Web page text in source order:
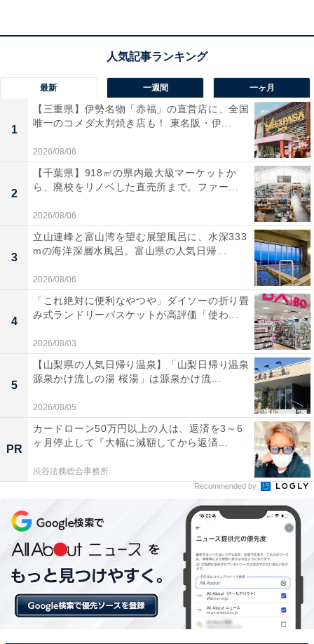
【あわせて買いたい】Ankerの人気商品5選
Anker「‎‎Security SmartTrack Link」
(iPhone用) (紛失防止トラッカー)【なくしものが、無くな
る / 紛失防止タグ / 探し物 / Appleの「探す」に対応 (iOS
端末のみ) / スマホが見つかる / 置き忘れ防止 / スマホ鳴ら
す】
Anker「‎SoloCam S340」
最新 一週間 一ヶ月
1
【三重県】伊勢名物「赤福」の直営店に、全国
唯一のコメダ大判焼き店も！ 東名阪・伊...
2026/08/06
2
【千葉県】918㎡の県内最大級マーケットか
ら、廃校をリノベした直売所まで。ファー...
2026/08/06
3
立山連峰と富山湾を望む展望風呂に、水深333
mの海洋深層水風呂。富山県の人気日帰...
2026/08/06
4
「これ絶対に便利なやつや」ダイソーの折り畳
み式ランドリーバスケットが高評価「使わ...
2026/08/03
5
【山梨県の人気日帰り温泉】「山梨日帰り温泉
源泉かけ流しの湯 桜湯」は源泉かけ流...
2026/08/05
PR
カードローン50万円以上の人は、返済を3～6
ヶ月停止して『大幅に減額してから返済...
渋谷法務総合事務所
Recommended by